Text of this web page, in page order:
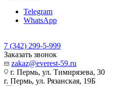
Telegram
WhatsApp
7 (342) 299-5-999
Заказать звонок
zakaz@everest-59.ru
г. Пермь, ул. Тимирязева, 30
г. Пермь, ул. Рязанская, 19Б